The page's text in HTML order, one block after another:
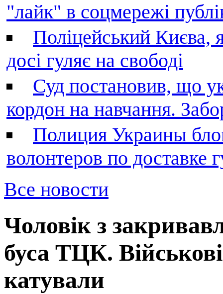
"лайк" в соцмережі
Поліцейський Києва,
досі гуляє на свободі
Суд постановив, що
кордон на навчання.
Полиция Украины
волонтеров по
Все новости
Чоловік з
буса ТЦК.
катували